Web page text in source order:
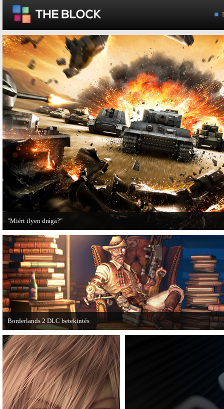
"Miért ilyen drága?"
A PC Guru utánajárt, miért kerülnek olyan sokba a AAA-kategóriás
Borderlands 2 DLC betekintés
2013. januárjában érkezik a a Sir Hammerlock's Big Game Hunt DLC a
játékhoz.